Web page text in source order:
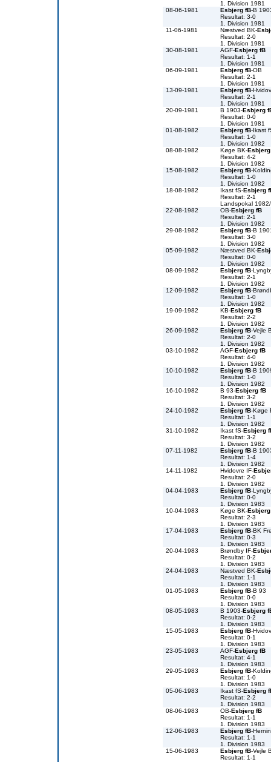
1. Division 1981
08-06-1981
Esbjerg fB-B
Resultat: 3-0
1. Division 1981
11-06-1981
Næstved BK-
Resultat: 2-0
1. Division 1981
30-08-1981
AGF-Esbjerg fB
Resultat: 1-1
1. Division 1981
06-09-1981
Esbjerg fB-OB
Resultat: 2-1
1. Division 1981
13-09-1981
Esbjerg fB-
Resultat: 2-1
1. Division 1981
20-09-1981
B 1903-Esbjerg
Resultat: 0-0
1. Division 1981
01-08-1982
Esbjerg fB-Ikast
Resultat: 1-0
1. Division 1982
08-08-1982
Køge BK-
Resultat: 4-2
1. Division 1982
15-08-1982
Esbjerg fB-
Resultat: 1-0
1. Division 1982
18-08-1982
Ikast fS-Esbjerg
Resultat: 2-1
Landspokal
22-08-1982
OB-Esbjerg fB
Resultat: 2-1
1. Division 1982
29-08-1982
Esbjerg fB-B
Resultat: 3-0
1. Division 1982
05-09-1982
Næstved BK-
Resultat: 0-0
1. Division 1982
08-09-1982
Esbjerg fB-
Resultat: 2-1
1. Division 1982
12-09-1982
Esbjerg fB-
Resultat: 1-0
1. Division 1982
19-09-1982
KB-Esbjerg fB
Resultat: 2-2
1. Division 1982
26-09-1982
Esbjerg fB-Vejle
Resultat: 2-0
1. Division 1982
03-10-1982
AGF-Esbjerg fB
Resultat: 4-0
1. Division 1982
10-10-1982
Esbjerg fB-B
Resultat: 1-0
1. Division 1982
16-10-1982
B 93-Esbjerg fB
Resultat: 3-2
1. Division 1982
24-10-1982
Esbjerg fB-Køge
Resultat: 1-1
1. Division 1982
31-10-1982
Ikast fS-Esbjerg
Resultat: 3-2
1. Division 1982
07-11-1982
Esbjerg fB-B
Resultat: 1-4
1. Division 1982
14-11-1982
Hvidovre IF-
Resultat: 2-0
1. Division 1982
04-04-1983
Esbjerg fB-
Resultat: 0-0
1. Division 1983
10-04-1983
Køge BK-
Resultat: 2-3
1. Division 1983
17-04-1983
Esbjerg fB-BK
Resultat: 0-3
1. Division 1983
20-04-1983
Brøndby IF-
Resultat: 0-2
1. Division 1983
24-04-1983
Næstved BK-
Resultat: 1-1
1. Division 1983
01-05-1983
Esbjerg fB-B 93
Resultat: 0-0
1. Division 1983
08-05-1983
B 1903-Esbjerg
Resultat: 0-2
1. Division 1983
15-05-1983
Esbjerg fB-
Resultat: 0-1
1. Division 1983
23-05-1983
AGF-Esbjerg fB
Resultat: 4-1
1. Division 1983
29-05-1983
Esbjerg fB-
Resultat: 1-0
1. Division 1983
05-06-1983
Ikast fS-Esbjerg
Resultat: 2-2
1. Division 1983
08-06-1983
OB-Esbjerg fB
Resultat: 1-1
1. Division 1983
12-06-1983
Esbjerg fB-
Resultat: 1-1
1. Division 1983
15-06-1983
Esbjerg fB-Vejle
Resultat: 1-1